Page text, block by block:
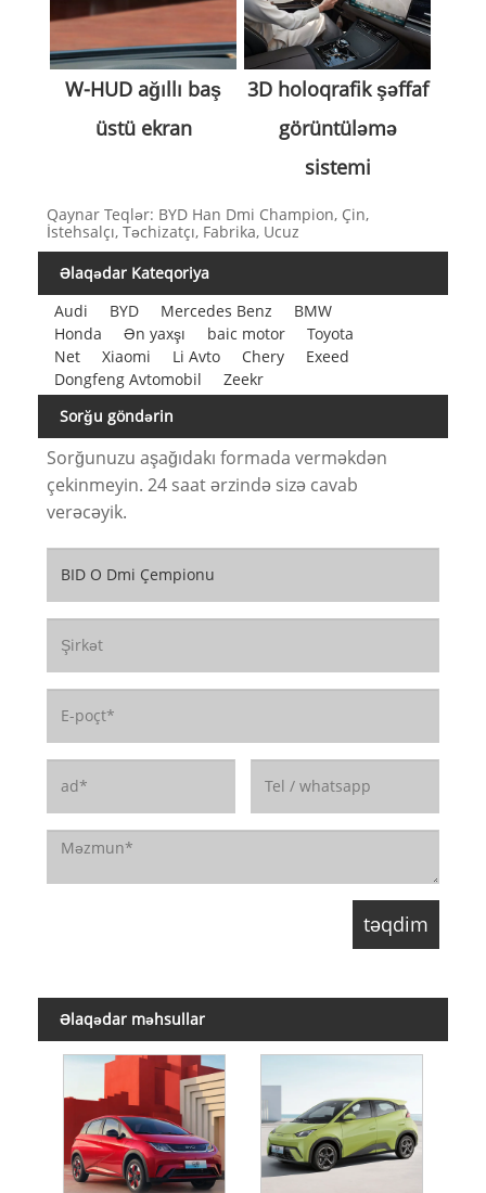
W-HUD ağıllı baş
üstü ekran
3D holoqrafik şəffaf
görüntüləmə
sistemi
Qaynar Teqlər: BYD Han Dmi Champion, Çin,
İstehsalçı, Təchizatçı, Fabrika, Ucuz
Əlaqədar Kateqoriya
Audi
BYD Mercedes Benz
BMW
Honda
Ən yaxşı baic motor
Toyota
Net
Xiaomi Li Avto Chery
Exeed
Dongfeng Avtomobil
Zeekr
Sorğu göndərin
Sorğunuzu aşağıdakı formada verməkdən
çekinmeyin. 24 saat ərzində sizə cavab
verəcəyik.
Əlaqədar məhsullar